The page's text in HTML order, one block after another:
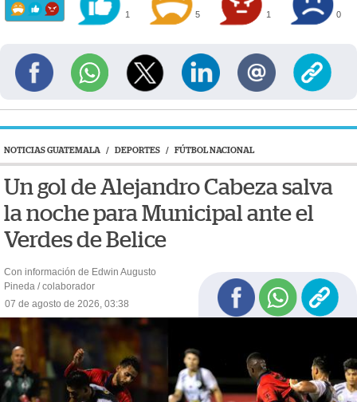
1 5 1 0
NOTICIAS GUATEMALA / DEPORTES / FÚTBOL NACIONAL
Un gol de Alejandro Cabeza salva
la noche para Municipal ante el
Verdes de Belice
Con información de Edwin Augusto
Pineda / colaborador
07 de agosto de 2026, 03:38